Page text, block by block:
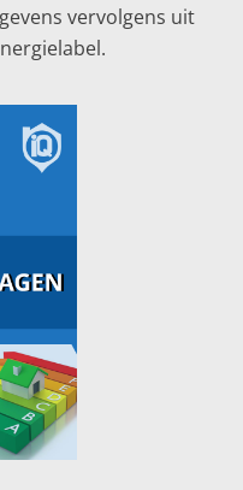
vervolgens uit